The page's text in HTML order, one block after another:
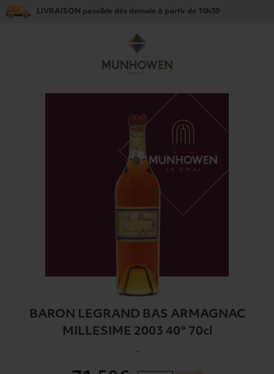
LIVRAISON possible dès demain à partir de 10h30
BARON LEGRAND BAS ARMAGNAC
MILLESIME 2003 40° 70cl
-